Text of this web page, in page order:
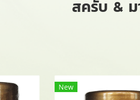
สครับ &
New